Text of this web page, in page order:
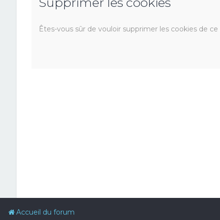
Êtes-vous sûr de vouloir supprimer les cookies de
Accueil du forum